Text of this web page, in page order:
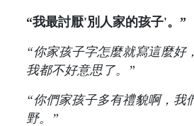
“我最討厭'別人家的孩子'。”
“你家孩子字怎麼就寫這麼好
我都不好意思了。”
“你們家孩子多有禮貌啊，我
野。”